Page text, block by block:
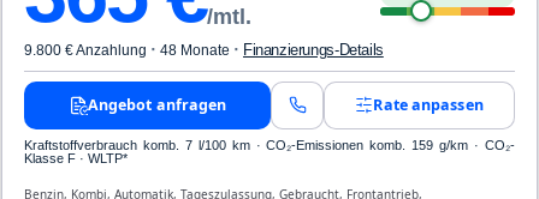
/mtl.
9.800 € Anzahlung · 48 Monate · Finanzierungs-Details
Angebot anfragen Rate anpassen
Kraftstoffverbrauch komb. 7 l/100 km · CO₂-Emissionen komb. 159 g/km · CO₂-
Klasse F · WLTP*
Benzin, Kombi, Automatik, Tageszulassung, Gebraucht, Frontantrieb,